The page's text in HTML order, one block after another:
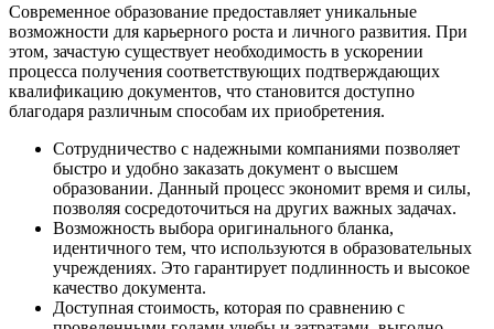
Современное образование предоставляет уникальные
возможности для карьерного роста и личного развития. При
этом, зачастую существует необходимость в ускорении
процесса получения соответствующих подтверждающих
квалификацию документов, что становится доступно
благодаря различным способам их приобретения.
Сотрудничество с надежными компаниями позволяет
быстро и удобно заказать документ о высшем
образовании. Данный процесс экономит время и силы,
позволяя сосредоточиться на других важных задачах.
Возможность выбора оригинального бланка,
идентичного тем, что используются в образовательных
учреждениях. Это гарантирует подлинность и высокое
качество документа.
Доступная стоимость, которая по сравнению с